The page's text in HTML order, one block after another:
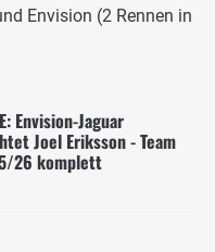
Envision (2 Rennen in
Envision-Jaguar
Joel Eriksson - Team
26 komplett